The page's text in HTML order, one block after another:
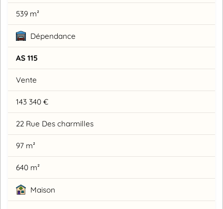
539 m²
Dépendance
AS 115
Vente
143 340 €
22 Rue Des charmilles
97 m²
640 m²
Maison